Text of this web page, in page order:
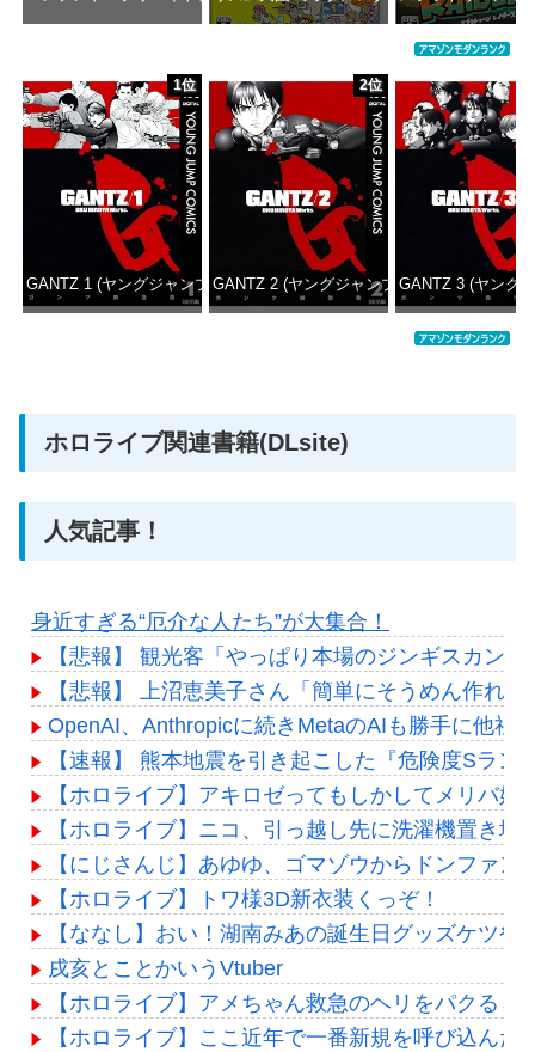
1位
GANTZ 1 (ヤングジャンプコミックスDIGITAL)
2位
GANTZ 2 (ヤングジャンプコミックス
GANTZ 3 (ヤング
ホロライブ関連書籍(DLsite)
人気記事！
身近すぎる“厄介な人たち”が大集合！
【悲報】 観光客「やっぱり本場のジンギスカン
【悲報】 上沼恵美子さん「簡単にそうめん作れ
OpenAI、Anthropicに続きMetaのAIも勝手に他社
【速報】 熊本地震を引き起こした『危険度Sラ
【ホロライブ】アキロゼってもしかしてメリバ好
【ホロライブ】ニコ、引っ越し先に洗濯機置き場
【にじさんじ】あゆゆ、ゴマゾウからドンファン
【ホロライブ】トワ様3D新衣装くっぞ！
【ななし】おい！湖南みあの誕生日グッズケツ
戌亥とことかいうVtuber
【ホロライブ】アメちゃん救急のヘリをパクる→
【ホロライブ】ここ近年で一番新規を呼び込んだ